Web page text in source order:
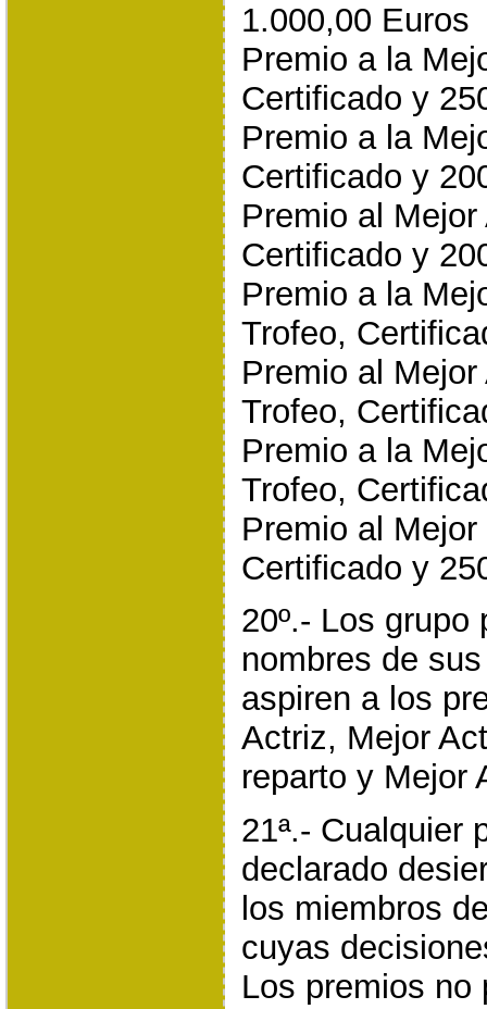
1.000,00 Euros
Premio a la
Certificado y
Premio a la
Certificado y
Premio al
Certificado y
Premio a la
Trofeo,
Premio al
Trofeo,
Premio a la
Trofeo,
Premio al
Certificado y
20º.- Los grupo
nombres de
aspiren a los
Actriz, Mejor
reparto y Mejor
21ª.- Cualquier
declarado
los miembros
cuyas
Los premios no